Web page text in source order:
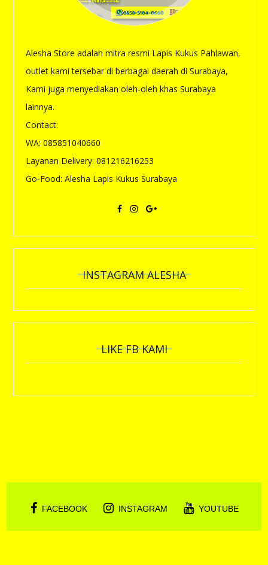
Alesha Store adalah mitra resmi Lapis Kukus Pahlawan,
outlet kami tersebar di berbagai daerah di Surabaya,
Kami juga menyediakan oleh-oleh khas Surabaya
lainnya.
Contact:
WA: 085851040660
Layanan Delivery: 081216216253
Go-Food: Alesha Lapis Kukus Surabaya
INSTAGRAM ALESHA
LIKE FB KAMI
FACEBOOK INSTAGRAM YOUTUBE